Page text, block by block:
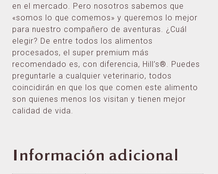
en el mercado. Pero nosotros sabemos que
«somos lo que comemos» y queremos lo mejor
para nuestro compañero de aventuras. ¿Cuál
elegir? De entre todos los alimentos
procesados, el super premium más
recomendado es, con diferencia, Hill’s®. Puedes
preguntarle a cualquier veterinario, todos
coincidirán en que los que comen este alimento
son quienes menos los visitan y tienen mejor
calidad de vida.
Información adicional